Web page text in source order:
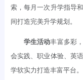
索，每月一次升学指导
间打造完美升学规划。
学生活动丰富多彩
会实践、职业体验、英
学软实力打造丰富平台。